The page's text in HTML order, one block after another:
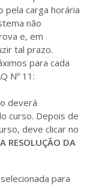
pela carga horária
não
e, em
tal prazo.
para cada
Nº 11:
deverá
curso. Depois de
deve clicar no
RESOLUÇÃO DA
para